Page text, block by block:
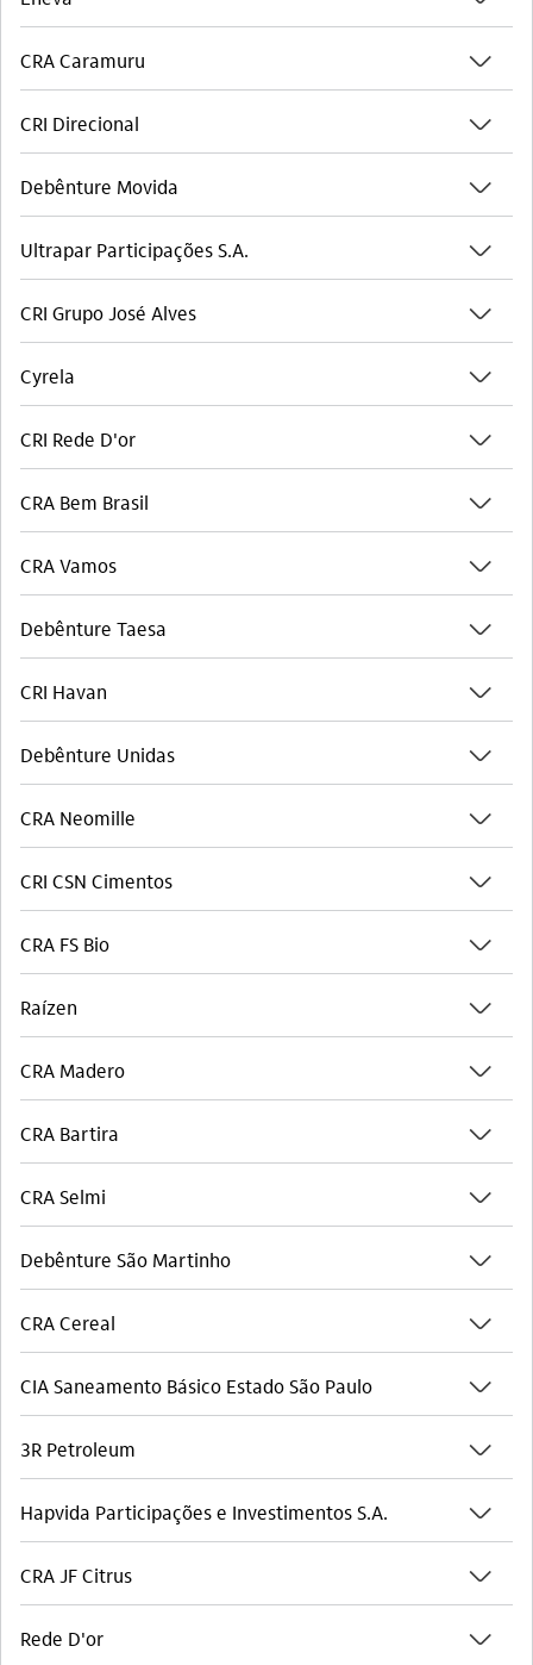
CRA Caramuru seta_baixo
CRI Direcional seta_baixo
Debênture Movida seta_baixo
Ultrapar Participações S.A. seta_baixo
CRI Grupo José Alves seta_baixo
Cyrela seta_baixo
CRI Rede D'or seta_baixo
CRA Bem Brasil seta_baixo
CRA Vamos seta_baixo
Debênture Taesa seta_baixo
CRI Havan seta_baixo
Debênture Unidas seta_baixo
CRA Neomille seta_baixo
CRI CSN Cimentos seta_baixo
CRA FS Bio seta_baixo
Raízen seta_baixo
CRA Madero seta_baixo
CRA Bartira seta_baixo
CRA Selmi seta_baixo
Debênture São Martinho seta_baixo
CRA Cereal seta_baixo
CIA Saneamento Básico Estado São Paulo seta_baixo
3R Petroleum seta_baixo
Hapvida Participações e Investimentos S.A. seta_baixo
CRA JF Citrus seta_baixo
Rede D'or seta_baixo